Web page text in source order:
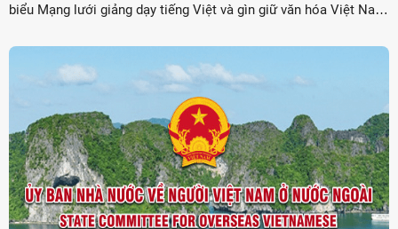
biểu Mạng lưới giảng dạy tiếng Việt và gìn giữ văn hóa Việt Nam